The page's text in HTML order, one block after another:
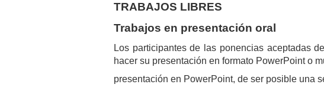
TRABAJOS LIBRES
Trabajos en presentación oral
Los participantes de las ponencias aceptadas
hacer su presentación en formato PowerPoint o
presentación en PowerPoint, de ser posible una